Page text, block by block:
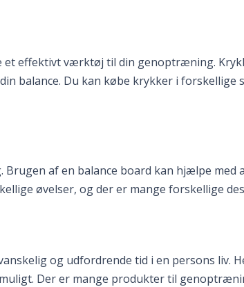
effektivt værktøj til din genoptræning.
balance. Du kan købe krykker i
af en balance board kan hjælpe
øvelser, og der er mange forskellige
og udfordrende tid i en persons liv.
Der er mange produkter til